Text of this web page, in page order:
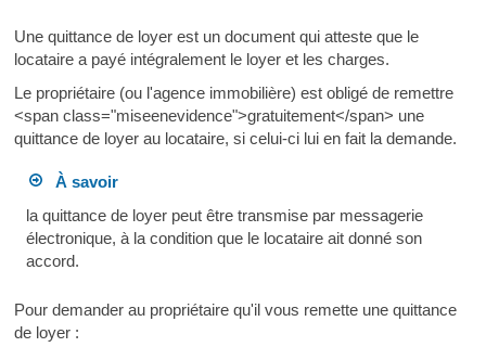
Une quittance de loyer est un document qui atteste que le
locataire a payé intégralement le loyer et les charges.
Le propriétaire (ou l'agence immobilière) est obligé de remettre
<span class="miseenevidence">gratuitement</span> une
quittance de loyer au locataire, si celui-ci lui en fait la demande.
À savoir
la quittance de loyer peut être transmise par messagerie
électronique, à la condition que le locataire ait donné son
accord.
Pour demander au propriétaire qu'il vous remette une quittance
de loyer :